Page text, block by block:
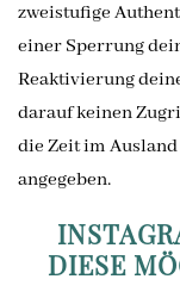
zweistufige
einer Sperrung
Reaktivierung
darauf keinen
die Zeit im
angegeben.
DIESE